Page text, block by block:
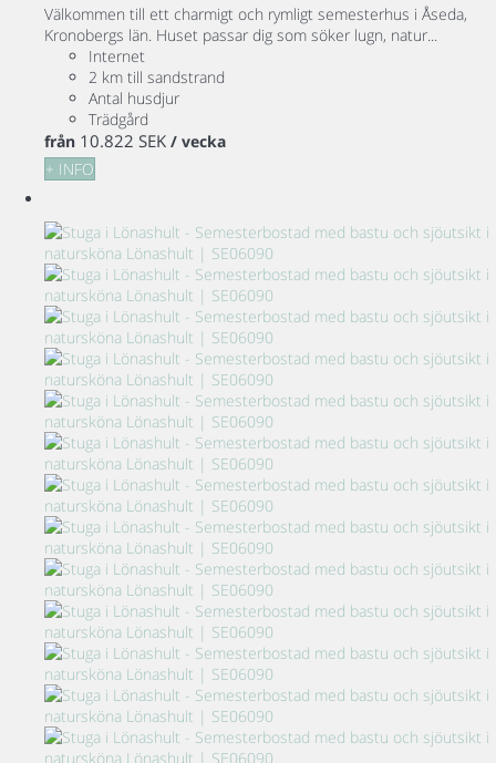
Välkommen till ett charmigt och rymligt semesterhus i Åseda,
Kronobergs län. Huset passar dig som söker lugn, natur...
Internet
2 km till sandstrand
Antal husdjur
Trädgård
från 10.822 SEK / vecka
+ INFO